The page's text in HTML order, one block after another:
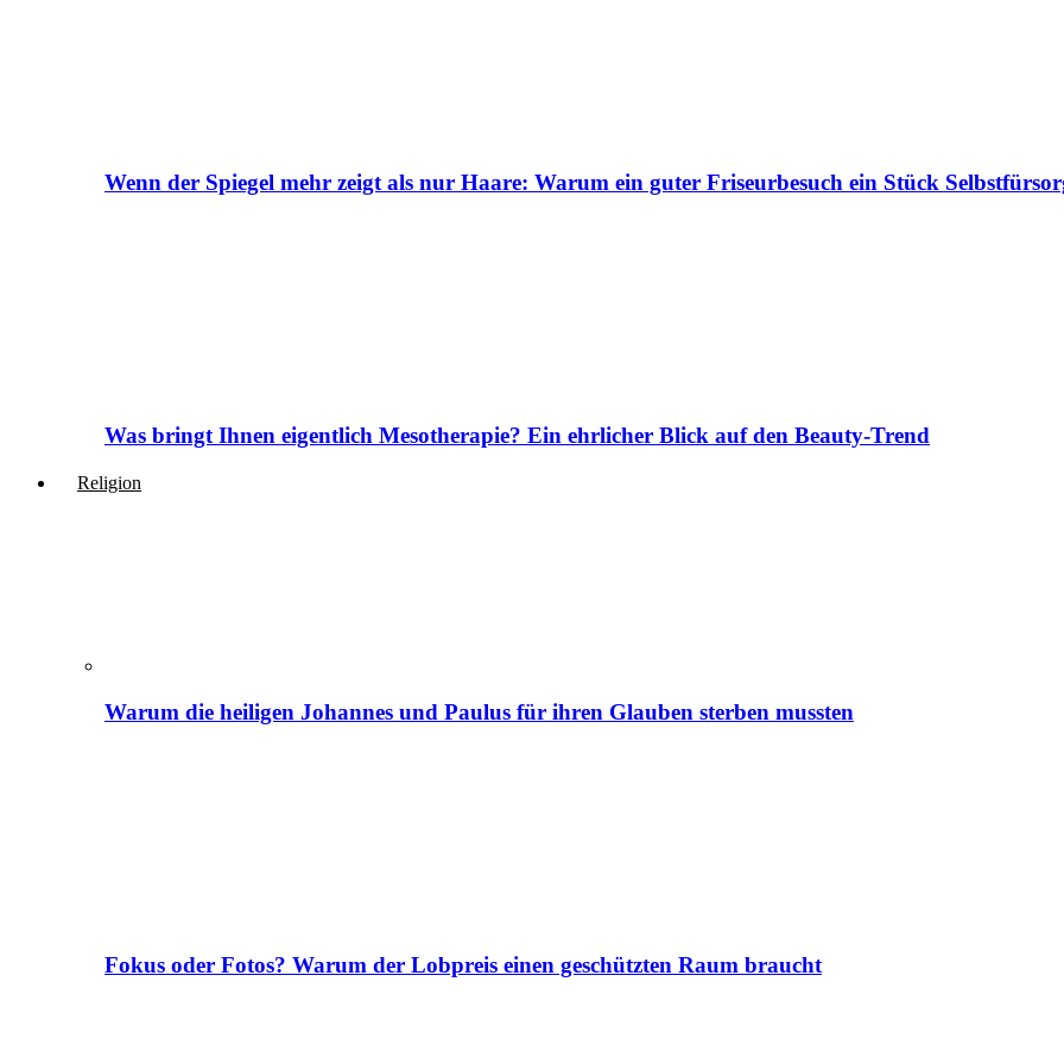
Wenn der Spiegel mehr zeigt als nur Haare: Warum ein guter Friseurbesuch ein Stück
Was bringt Ihnen eigentlich Mesotherapie? Ein ehrlicher Blick auf den Beauty-Trend
Religion
Warum die heiligen Johannes und Paulus für ihren Glauben sterben mussten
Fokus oder Fotos? Warum der Lobpreis einen geschützten Raum braucht